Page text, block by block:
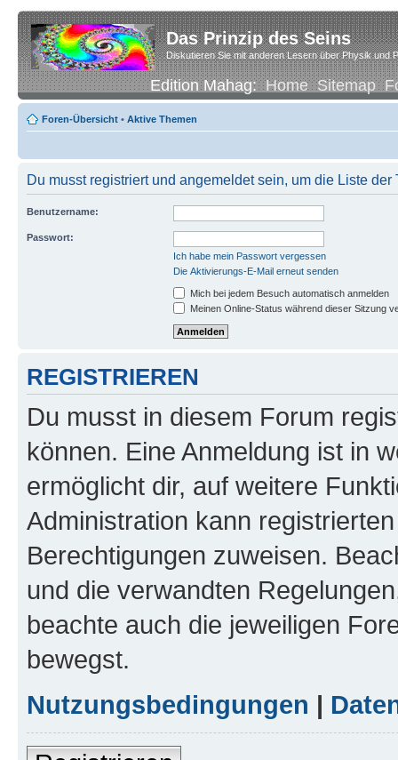
Das Prinzip des Seins
Diskutieren Sie mit anderen Lesern über Physik und
Edition Mahag:Home Sitemap
Foren-Übersicht • Aktive Themen
Du musst registriert und angemeldet sein, um die Liste
Benutzername:
Passwort:
Ich habe mein Passwort vergessen
Die Aktivierungs-E-Mail erneut senden
Mich bei jedem Besuch automatisch anmelden
Meinen Online-Status während dieser Sitzung
REGISTRIEREN
Du musst in diesem Forum
können. Eine Anmeldung ist in
ermöglicht dir, auf weitere
Administration kann
Berechtigungen zuweisen.
und die verwandten
beachte auch die jeweiligen
bewegst.
Nutzungsbedingungen |